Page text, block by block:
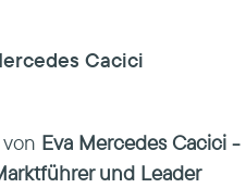
Cacici
Eva Mercedes Cacici -
und Leader